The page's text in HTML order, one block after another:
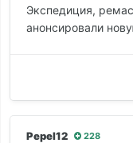
Экспедиция,
анонсировали
Pepel12 228